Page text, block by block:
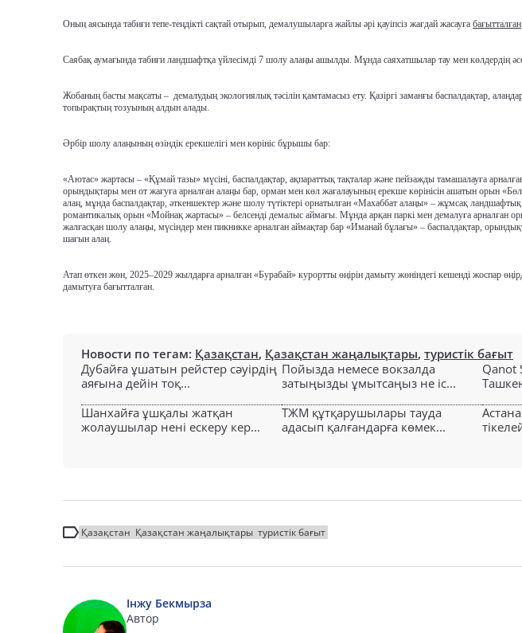
Оның аясында табиғи тепе-теңдікті сақтай отырып, демалушыларға жайлы әрі қауіпсіз жағдай жасауға бағытталған.
Саябақ аумағында табиғи ландшафтқа үйлесімді 7 шолу алаңы ашылды. Мұнда саяхатшылар тау мен көлдердің
Жобаның басты мақсаты – демалудың экологиялық тәсілін қамтамасыз ету. Қазіргі заманғы баспалдақтар,
топырақтың тозуының алдын алады.
Әрбір шолу алаңының өзіндік ерекшелігі мен көрініс бұрышы бар:
«Аютас» жартасы – «Құмай тазы» мүсіні, баспалдақтар, ақпараттық тақталар және пейзажды тамашалауға
орындықтары мен от жағуға арналған алаңы бар, орман мен көл жағалауының ерекше көрінісін ашатын орын
алаң, мұнда баспалдақтар, әткеншектер және шолу түтіктері орнатылған «Махаббат алаңы» – жұмсақ
романтикалық орын «Мойнақ жартасы» – белсенді демалыс аймағы. Мұнда арқан паркі мен демалуға арналған
жалғасқан шолу алаңы, мүсіндер мен пикникке арналған аймақтар бар «Иманай бұлағы» – баспалдақтар,
шағын алаң.
Атап өткен жөн, 2025–2029 жылдарға арналған «Бурабай» курортты өңірін дамыту жөніндегі кешенді жоспар
дамытуға бағытталған.
Новости по тегам: Қазақстан, Қазақстан жаңалықтары, туристік бағыт
Дубайға ұшатын рейстер сәуірдің
аяғына дейін тоқ...
Пойызда немесе вокзалда
затыңызды ұмытсаңыз не іс...
Qanot
Шанхайға ұшқалы жатқан
жолаушылар нені ескеру кер...
ТЖМ құтқарушылары тауда
адасып қалғандарға көмек...
Қазақстан Қазақстан жаңалықтары туристік бағыт
Інжу Бекмырза
Автор